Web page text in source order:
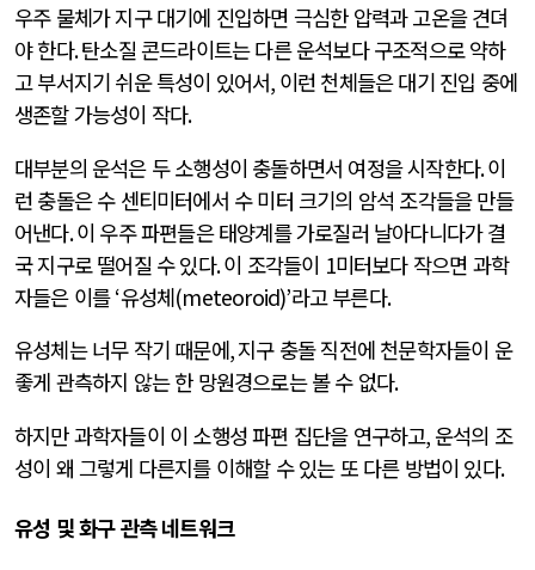
우주 물체가 지구 대기에 진입하면 극심한 압력과 고온을 견뎌
야 한다.탄소질 콘드라이트는 다른 운석보다 구조적으로 약하
고 부서지기 쉬운 특성이 있어서, 이런 천체들은 대기 진입 중에
생존할 가능성이 작다.
대부분의 운석은 두 소행성이 충돌하면서 여정을 시작한다.이
런 충돌은 수 센티미터에서 수 미터 크기의 암석 조각들을 만들
어낸다.이 우주 파편들은 태양계를 가로질러 날아다니다가 결
국 지구로 떨어질 수 있다.이 조각들이 1미터보다 작으면 과학
자들은 이를‘유성체(meteoroid)’라고 부른다.
유성체는 너무 작기 때문에,지구 충돌 직전에 천문학자들이 운
좋게 관측하지 않는 한 망원경으로는 볼 수 없다.
하지만 과학자들이 이 소행성 파편 집단을 연구하고, 운석의 조
성이 왜 그렇게 다른지를 이해할 수 있는 또 다른 방법이 있다.
유성 및 화구 관측 네트워크